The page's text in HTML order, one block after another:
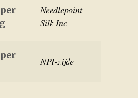
Needlepoint
Silk Inc
NPI-zijde